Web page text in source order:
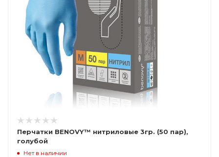
Перчатки BENOVY™ нитриловые 3гр. (50 пар),
голубой
Нет в наличии